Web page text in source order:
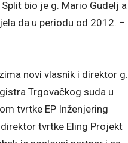
bio je g. Mario Gudelj a
da u periodu od 2012. –
novi vlasnik i direktor g.
Trgovačkog suda u
tvrtke EP Inženjering
tvrtke Eling Projekt